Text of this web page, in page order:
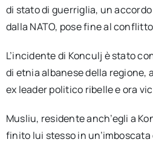
di stato di guerriglia, un
dalla NATO, pose fine al
L’incidente di Konculj è stato
di etnia albanese della regione,
ex leader politico ribelle e ora
Musliu, residente anch’egli a
finito lui stesso in